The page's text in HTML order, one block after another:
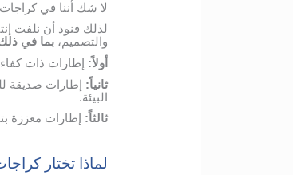
لا شك أننا في
لذلك فنود أن نلفت
والتصميم، بما في
أولاً: إطارات ذات
ثانياً: إطارات صديقة
البيئة.
ثالثاً: إطارات معززة
لماذا تختار